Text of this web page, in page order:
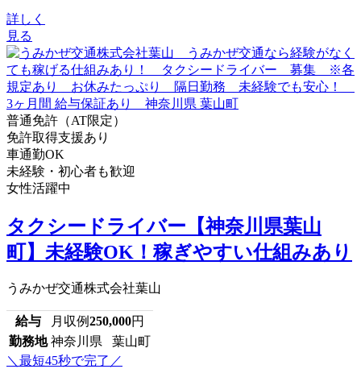
詳しく
見る
普通免許（AT限定）
免許取得支援あり
車通勤OK
未経験・初心者も歓迎
女性活躍中
タクシードライバー【神奈川県葉山
町】未経験OK！稼ぎやすい仕組みあり
うみかぜ交通株式会社葉山
給与 月収例250,000円
勤務地 神奈川県 葉山町
＼最短45秒で完了／